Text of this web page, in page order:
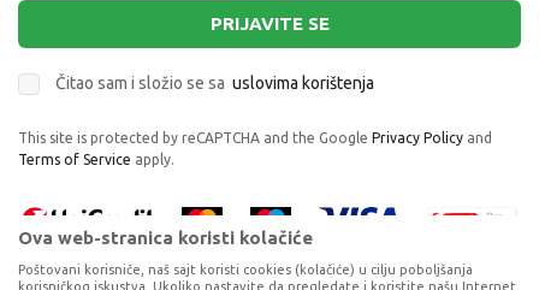
PRIJAVITE SE
Čitao sam i složio se sa uslovima korištenja
This site is protected by reCAPTCHA and the Google Privacy Policy and
Terms of Service apply.
Ova web-stranica koristi kolačiće
Poštovani korisniče, naš sajt koristi cookies (kolačiće) u cilju poboljšanja
korisničkog iskustva. Ukoliko nastavite da pregledate i koristite našu Internet